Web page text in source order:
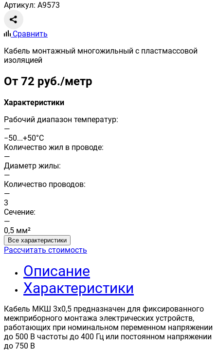
Артикул: A9573
Сравнить
Кабель монтажный многожильный с пластмассовой
изоляцией
От 72 руб./метр
Характеристики
Рабочий диапазон температур:
—
−50...+50°С
Количество жил в проводе:
—
Диаметр жилы:
—
Количество проводов:
—
3
Сечение:
—
0,5 мм²
Все характеристики
Рассчитать стоимость
Описание
Характеристики
Кабель МКШ 3х0,5 предназначен для фиксированного
межприборного монтажа электрических устройств,
работающих при номинальном переменном напряжении
до 500 В частоты до 400 Гц или постоянном напряжении
до 750 В